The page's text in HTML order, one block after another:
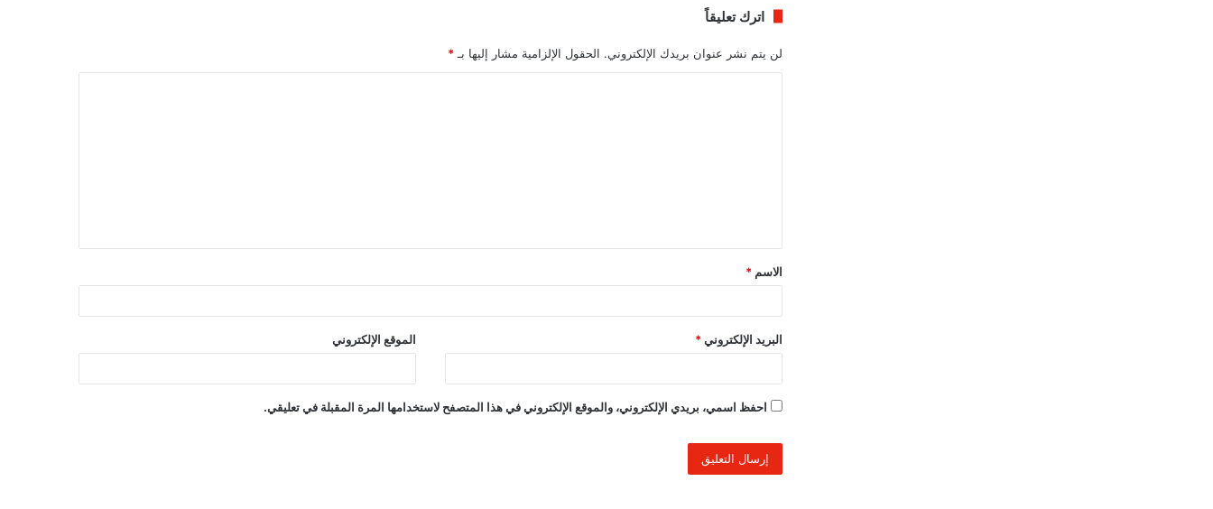
اترك تعليقاً
لن يتم نشر عنوان بريدك الإلكتروني. الحقول الإلزامية مشار إليها بـ *
ق
*
الاسم *
البريد الإلكتروني * الموقع الإلكتروني
احفظ اسمي، بريدي الإلكتروني، والموقع الإلكتروني في هذا المتصفح لاستخدامها المرة المقبلة في تعليقي.